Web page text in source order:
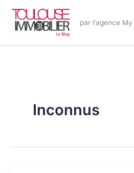
contenu
par l'agence My
Inconnus